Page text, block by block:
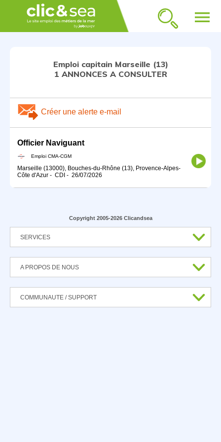
menu
Emploi capitain Marseille (13)
1 ANNONCES A CONSULTER
Créer une alerte e-mail
Officier Naviguant
Emploi CMA-CGM
Marseille (13000), Bouches-du-Rhône (13), Provence-Alpes-
Côte d'Azur - CDI - 26/07/2026
Copyright 2005-2026 Clicandsea
SERVICES
A PROPOS DE NOUS
COMMUNAUTE / SUPPORT